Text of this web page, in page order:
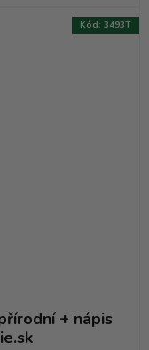
+ nápis
Kód: 3493T